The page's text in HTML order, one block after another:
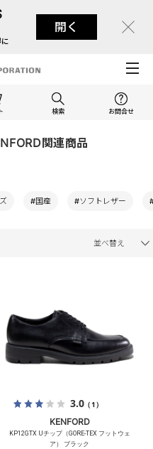
開く
検索 お問合せ
関連商品
#国産 #ソフトレザー
並べ替え
3.0（1）
KENFORD
KP12GTX Uチップ（GORE-TEX フットウェ
ア） ブラック